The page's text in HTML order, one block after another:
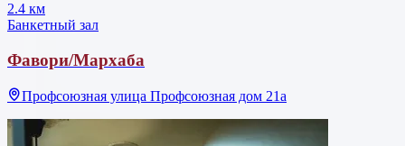
2.4 км
Банкетный зал
Фавори/Мархаба
Профсоюзная улица Профсоюзная дом 21а